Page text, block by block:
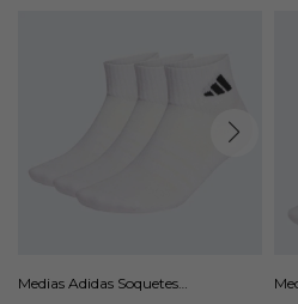
Medias Adidas Soquetes